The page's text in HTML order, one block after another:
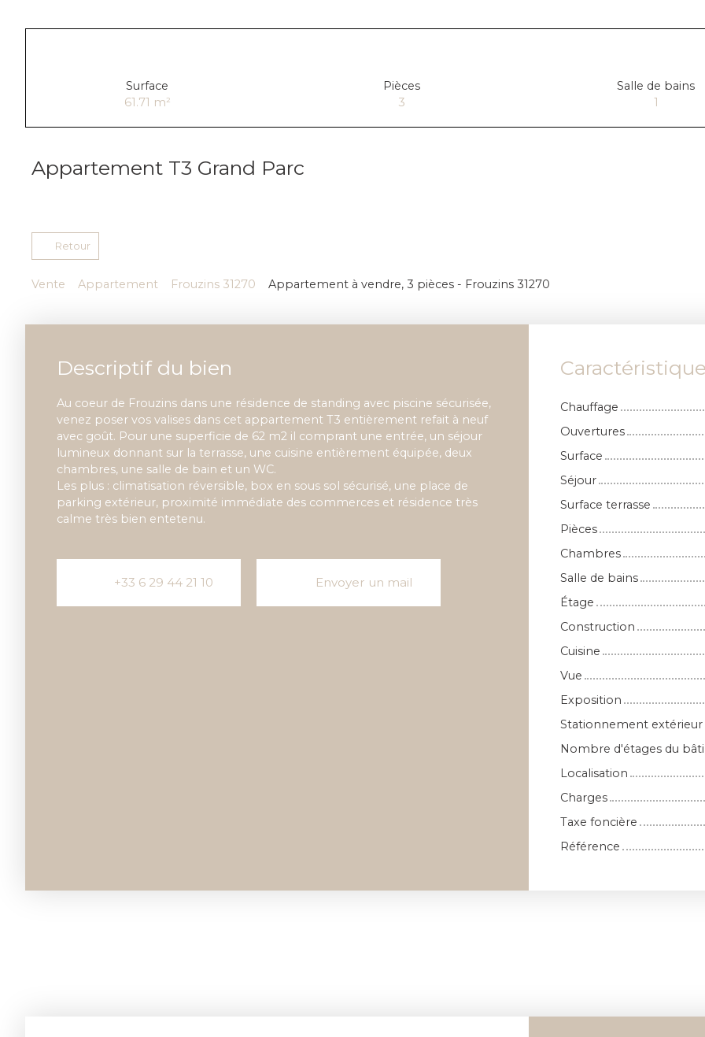
Surface
61.71 m²
Pièces
3
Salle de bains
1
Appartement T3 Grand Parc
Retour
Vente Appartement Frouzins 31270 Appartement à vendre, 3 pièces - Frouzins 31270
Descriptif du bien
Au coeur de Frouzins dans une résidence de standing avec piscine sécurisée,
venez poser vos valises dans cet appartement T3 entièrement refait à neuf
avec goût. Pour une superficie de 62 m2 il comprant une entrée, un séjour
lumineux donnant sur la terrasse, une cuisine entièrement équipée, deux
chambres, une salle de bain et un WC.
Les plus : climatisation réversible, box en sous sol sécurisé, une place de
parking extérieur, proximité immédiate des commerces et résidence très
calme très bien entetenu.
+33 6 29 44 21 10 Envoyer un mail
Chauffage
Ouvertures
Surface
Séjour
Surface terrasse
Pièces
Chambres
Salle de bains
Étage
Construction
Cuisine
Vue
Exposition
Stationnement extérieur
Nombre d'étages du
Localisation
Charges
Taxe foncière
Référence